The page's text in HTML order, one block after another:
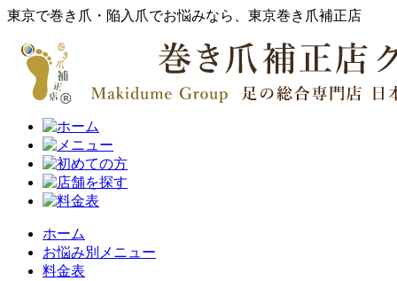
東京で巻き爪・陥入爪でお悩みなら、東京巻き爪補正店
ホーム
お悩み別メニュー
料金表